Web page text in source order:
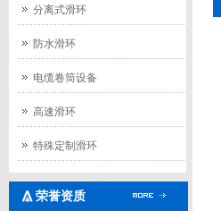
分离式滑环
防水滑环
电缆卷筒设备
高速滑环
特殊定制滑环
荣誉资质